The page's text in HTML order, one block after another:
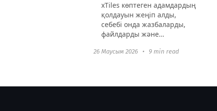
xTiles көптеген адамдардың
қолдауын жеңіп алды,
себебі онда жазбаларды,
файлдарды және
болатын икемді “доска” бар.
26 Маусым 2026 • 9 min read